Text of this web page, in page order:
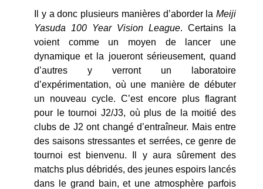
Il y a donc plusieurs manières d’aborder la Meiji
Yasuda 100 Year Vision League. Certains la
voient comme un moyen de lancer une
dynamique et la joueront sérieusement, quand
d’autres y verront un laboratoire
d’expérimentation, où une manière de débuter
un nouveau cycle. C’est encore plus flagrant
pour le tournoi J2/J3, où plus de la moitié des
clubs de J2 ont changé d’entraîneur. Mais entre
des saisons stressantes et serrées, ce genre de
tournoi est bienvenu. Il y aura sûrement des
matchs plus débridés, des jeunes espoirs lancés
dans le grand bain, et une atmosphère parfois